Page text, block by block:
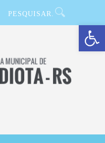
Barra de Ferramentas Aberta